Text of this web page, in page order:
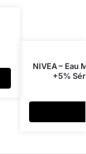
NIVEA – Eau
+5%